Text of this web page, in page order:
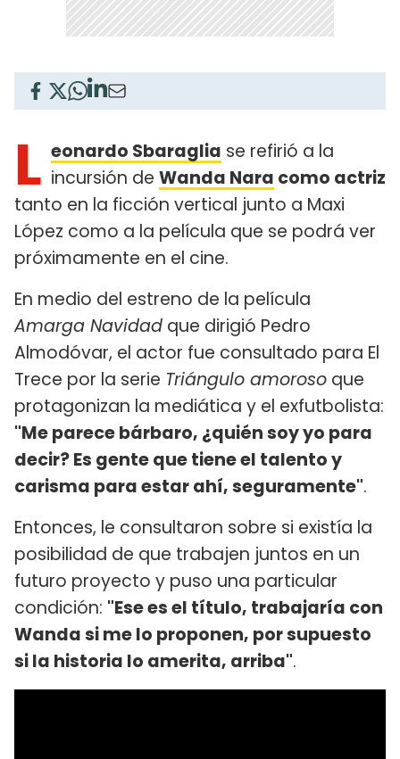
L eonardo Sbaraglia se refirió a la
incursión de Wanda Nara como actriz
tanto en la ficción vertical junto a Maxi
López como a la película que se podrá ver
próximamente en el cine.
En medio del estreno de la película
Amarga Navidad que dirigió Pedro
Almodóvar, el actor fue consultado para El
Trece por la serie Triángulo amoroso que
protagonizan la mediática y el exfutbolista:
"Me parece bárbaro, ¿quién soy yo para
decir? Es gente que tiene el talento y
carisma para estar ahí, seguramente".
Entonces, le consultaron sobre si existía la
posibilidad de que trabajen juntos en un
futuro proyecto y puso una particular
condición: "Ese es el título, trabajaría con
Wanda si me lo proponen, por supuesto
si la historia lo amerita, arriba".